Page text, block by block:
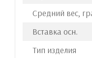
Средний вес,
Вставка осн.
Тип изделия